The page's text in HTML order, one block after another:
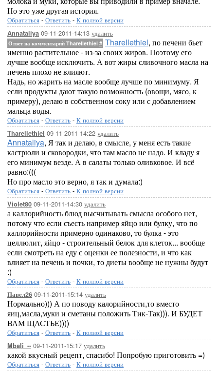
Но это уже другая история.
Обратиться - Ответить - К полной версии
Annataliya 09-11-2011-14:13 удалить
Ответ на комментарий Tharellethiel # Tharellethiel, по печени бьет
именно растительное - из-за своих жиров. Поэтому его
лучше вообще исключить. А вот жиры сливочного масла на
печень плохо не влияют.
Надь, но жарить на масле вообще лучше по минимуму. Я
если продукты дают такую возможность (овощи, мясо, к
примеру), делаю в собственном соку или с добавлением
мальца воды.
Обратиться - Ответить - К полной версии
Tharellethiel 09-11-2011-14:22 удалить
Annataliya, Я так и делаю, в смысле, у меня есть такие
кастрюли и сковородки, что там масло не надо. И кладу я
его минимум везде. А в салаты только оливковое. И всё
равно:(((
Но про масло это верно, я так и думала:)
Обратиться - Ответить - К полной версии
Violet80 09-11-2011-14:30 удалить
а каллорийность блюд высчитывать смысла особого нет,
потому что если съесть например яйцо или булку, что по
каллорийности примерно одинаково, то булка - это
целлюлит, яйцо - строительный белок для клеток... вообще
если смотреть на еду с оценки ее полезности, и что как
влияет на печень и почки, то диеты вообще не нужны будут
:)
Обратиться - Ответить - К полной версии
Павел26 09-11-2011-15:14 удалить
Нормально))) А по поводу калорийности,то вместо
яиц,масла,муки и сметаны положить Тик-Так))). И БУДЕТ
ВАМ ЩАСТЬЕ))))
Обратиться - Ответить - К полной версии
Mbali_-- 09-11-2011-15:17 удалить
какой вкусный рецепт, спасибо! Попробую приготовить =)
Обратиться - Ответить - К полной версии